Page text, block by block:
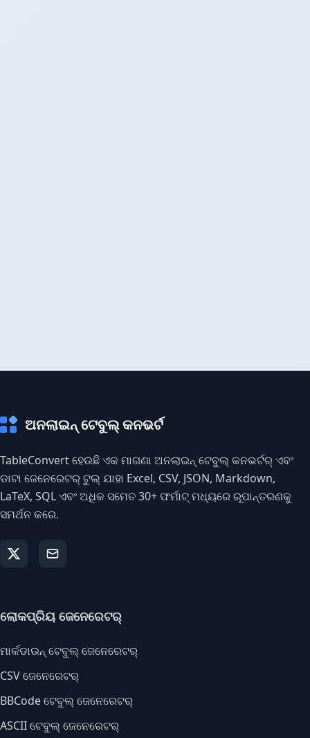
ଅନଲାଇନ୍ ଟେବୁଲ୍ କନଭର୍ଟ
TableConvert ହେଉଛି ଏକ ମାଗଣା ଅନଲାଇନ୍ ଟେବୁଲ୍ କନଭର୍ଟର୍ ଏବଂ
ଡାଟା ଜେନେରେଟର୍ ଟୁଲ୍ ଯାହା Excel, CSV, JSON, Markdown,
LaTeX, SQL ଏବଂ ଅଧିକ ସମେତ 30+ ଫର୍ମାଟ୍ ମଧ୍ୟରେ ରୂପାନ୍ତରଣକୁ
ସମର୍ଥନ କରେ.
ଲୋକପ୍ରିୟ ଜେନେରେଟର୍
ମାର୍କଡାଉନ୍ ଟେବୁଲ୍ ଜେନେରେଟର୍
CSV ଜେନେରେଟର୍
BBCode ଟେବୁଲ୍ ଜେନେରେଟର୍
ASCII ଟେବୁଲ୍ ଜେନେରେଟର୍